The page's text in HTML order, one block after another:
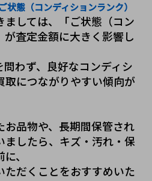
態（コンディションランク）
ましては、「ご状態（コン
査定金額に大きく影響し
わず、良好なコンディシ
取につながりやすい傾向が
お品物や、長期間保管され
ましたら、キズ・汚れ・保
、
ただくことをおすすめいた